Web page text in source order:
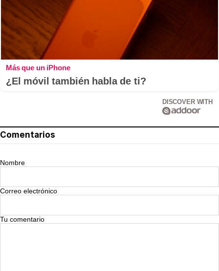
Más que un iPhone
¿El móvil también habla de ti?
DISCOVER WITH
Comentarios
Nombre
Correo electrónico
Tu comentario